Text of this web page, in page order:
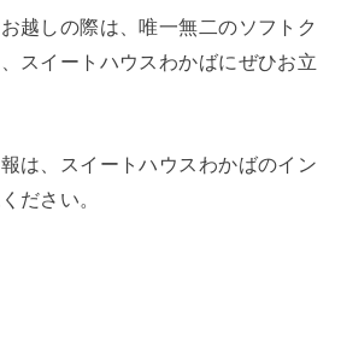
越しの際は、唯一無二のソフトク
スイートハウスわかばにぜひお立
は、スイートハウスわかばのイン
ださい。